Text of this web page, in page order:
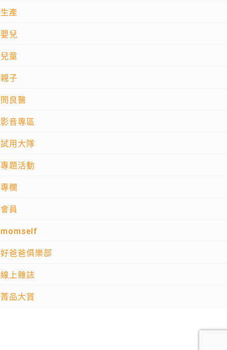
生產
嬰兒
兒童
親子
問良醫
影音專區
試用大隊
專題活動
專欄
會員
momself
好爸爸俱樂部
線上雜誌
菁品大賞